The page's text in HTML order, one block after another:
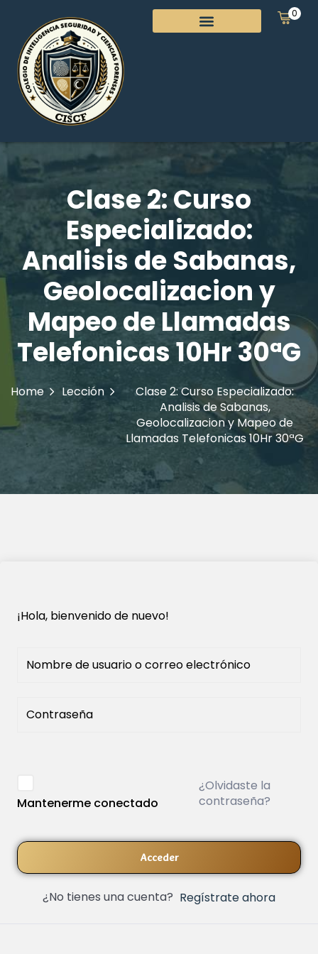
0
Clase 2: Curso
Especializado:
Analisis de Sabanas,
Geolocalizacion y
Mapeo de Llamadas
Telefonicas 10Hr 30ªG
Home Lección
Clase 2: Curso Especializado:
Analisis de Sabanas,
Geolocalizacion y Mapeo de
Llamadas Telefonicas 10Hr 30ªG
¡Hola, bienvenido de nuevo!
Mantenerme conectado
¿Olvidaste la
contraseña?
Acceder
¿No tienes una cuenta? Regístrate ahora